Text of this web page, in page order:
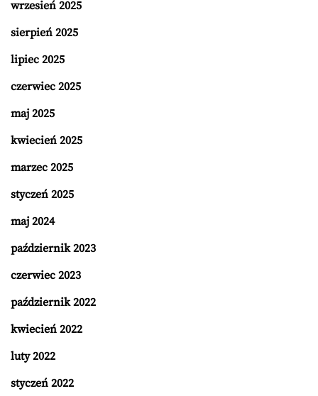
wrzesień 2025
sierpień 2025
lipiec 2025
czerwiec 2025
maj 2025
kwiecień 2025
marzec 2025
styczeń 2025
maj 2024
październik 2023
czerwiec 2023
październik 2022
kwiecień 2022
luty 2022
styczeń 2022